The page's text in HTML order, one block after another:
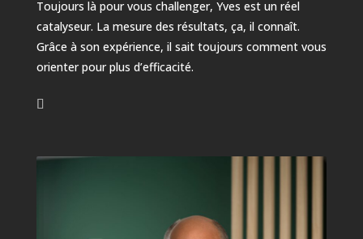
Toujours là pour vous challenger, Yves est un réel
catalyseur. La mesure des résultats, ça, il connaît.
Grâce à son expérience, il sait toujours comment vous
orienter pour plus d’efficacité.